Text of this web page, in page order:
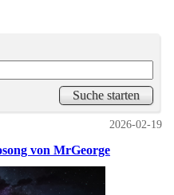
2026-02-19
von MrGeorge